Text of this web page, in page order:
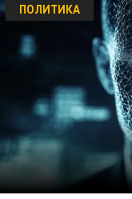
ПОЛИТИКА